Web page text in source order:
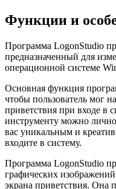
Функции и
Программа LogonStudio
предназначенный для
операционной системе
Основная функция
чтобы пользователь мог
приветствия при входе в
инструменту можно лично
вас уникальным и
входите в систему.
Программа LogonStudio
графических
экрана приветствия. Она